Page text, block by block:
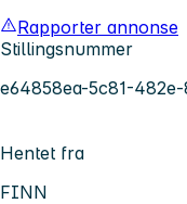
Rapporter annonse
Stillingsnummer
e64858ea-5c81-482e-
Hentet fra
FINN